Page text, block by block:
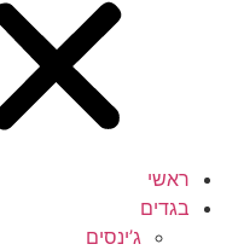
ראשי
בגדים
ג’ינסים